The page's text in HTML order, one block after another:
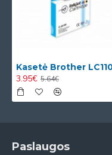
3.95€ 5.64€
Paslaugos